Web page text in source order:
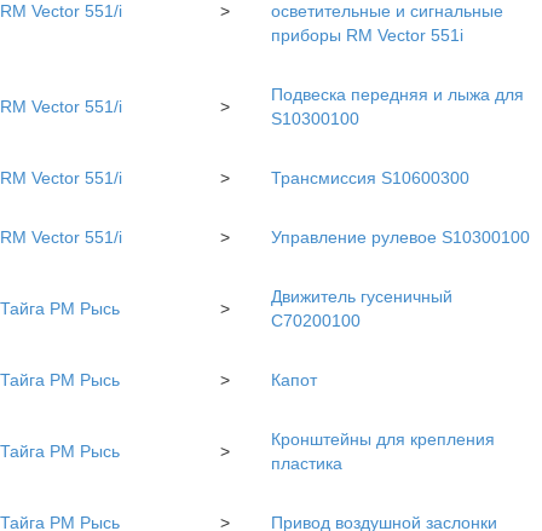
RM Vector 551/i >
осветительные и сигнальные
приборы RM Vector 551i
RM Vector 551/i >
Подвеска передняя и лыжа для
S10300100
RM Vector 551/i > Трансмиссия S10600300
RM Vector 551/i > Управление рулевое S10300100
Тайга РМ Рысь >
Движитель гусеничный
C70200100
Тайга РМ Рысь > Капот
Тайга РМ Рысь >
Кронштейны для крепления
пластика
Тайга РМ Рысь > Привод воздушной заслонки